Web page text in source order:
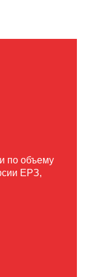
по объему
ЕРЗ,